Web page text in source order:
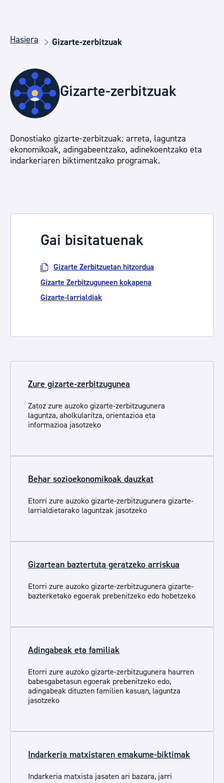
Hasiera Gizarte-zerbitzuak
Gizarte-zerbitzuak
Donostiako gizarte-zerbitzuak: arreta, laguntza
ekonomikoak, adingabeentzako, adinekoentzako eta
indarkeriaren biktimentzako programak.
Gai bisitatuenak
Gizarte Zerbitzuetan hitzordua
Gizarte Zerbitzuguneen kokapena
Gizarte-larrialdiak
Zure gizarte-zerbitzugunea
Zatoz zure auzoko gizarte-zerbitzugunera
laguntza, aholkularitza, orientazioa eta
informazioa jasotzeko
Behar sozioekonomikoak dauzkat
Etorri zure auzoko gizarte-zerbitzugunera gizarte-
larrialdietarako laguntzak jasotzeko
Gizartean baztertuta geratzeko arriskua
Etorri zure auzoko gizarte-zerbitzugunera gizarte-
bazterketako egoerak prebenitzeko edo hobetzeko
Adingabeak eta familiak
Etorri zure auzoko gizarte-zerbitzugunera haurren
babesgabetasun egoerak prebenitzeko edo,
adingabeak dituzten familien kasuan, laguntza
jasotzeko
Indarkeria matxistaren emakume-biktimak
Indarkeria matxista jasaten ari bazara, jarri